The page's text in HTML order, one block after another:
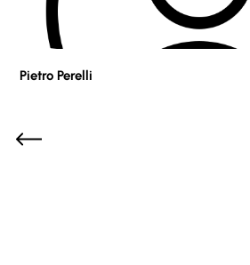
Pietro Perelli